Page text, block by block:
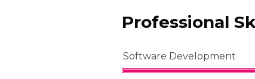
Professional
Software Development